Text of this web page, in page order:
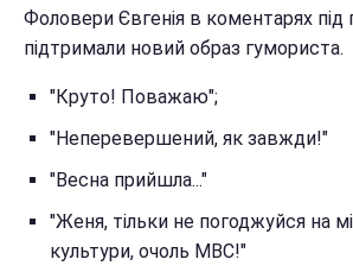
Фоловери Євгенія в коментарях під
підтримали новий образ гумориста.
"Круто! Поважаю";
"Неперевершений, як завжди!"
"Весна прийшла..."
"Женя, тільки не погоджуйся на
культури, очоль МВС!"